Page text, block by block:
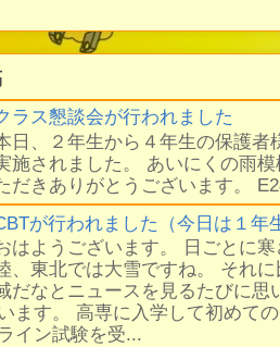
ラス懇談会が行われました
日、２年生から４年生の保護者
施されました。 あいにくの雨
だきありがとうございます。
が行われました（今日は１年
はようございます。 日ごとに
、東北では大雪ですね。 それ
だなとニュースを見るたびに思
ます。 高専に入学して初めて
イン試験を受...